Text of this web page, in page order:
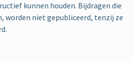
kunnen houden. Bijdragen die
worden niet gepubliceerd, tenzij ze